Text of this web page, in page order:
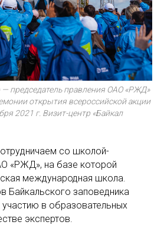
председатель правления ОАО «РЖД»
открытия всероссийской акции
2021 г. Визит-центр «Байкал
со школой-
«РЖД», на базе которой
международная школа.
Байкальского заповедника
в образовательных
экспертов.